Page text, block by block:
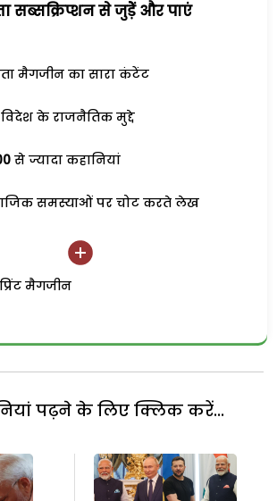
सब्सक्रिप्शन से जुड़ेें और पाएं
मैगजीन का सारा कंटेंट
के राजनैतिक मुद्दे
से ज्यादा कहानियां
समस्याओं पर चोट करते लेख
प्रिंट मैगजीन
पढ़ने के लिए क्लिक करें...